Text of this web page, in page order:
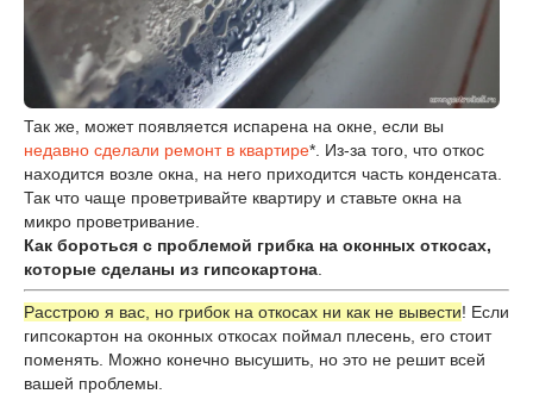
Так же, может появляется испарена на окне, если вы
недавно сделали ремонт в квартире*. Из-за того, что откос
находится возле окна, на него приходится часть конденсата.
Так что чаще проветривайте квартиру и ставьте окна на
микро проветривание.
Как бороться с проблемой грибка на оконных откосах,
которые сделаны из гипсокартона
Расстрою я вас, но грибок на откосах ни как не вывести! Если
гипсокартон на оконных откосах поймал плесень, его стоит
поменять. Можно конечно высушить, но это не решит всей
вашей проблемы.